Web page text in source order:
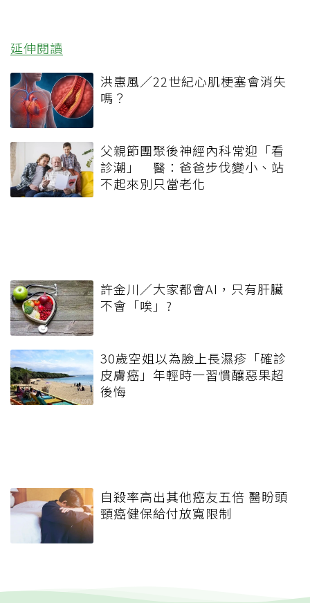
延伸閱讀
洪惠風／22世紀心肌梗塞會消失
嗎？
父親節團聚後神經內科常迎「看
診潮」 醫：爸爸步伐變小、站
不起來別只當老化
許金川／大家都會AI，只有肝臟
不會「唉」?
30歲空姐以為臉上長濕疹「確診
皮膚癌」年輕時一習慣釀惡果超
後悔
自殺率高出其他癌友五倍 醫盼頭
頸癌健保給付放寬限制